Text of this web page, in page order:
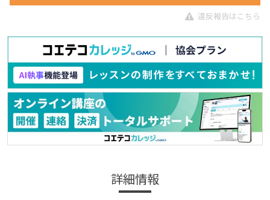
違反報告はこちら
詳細情報